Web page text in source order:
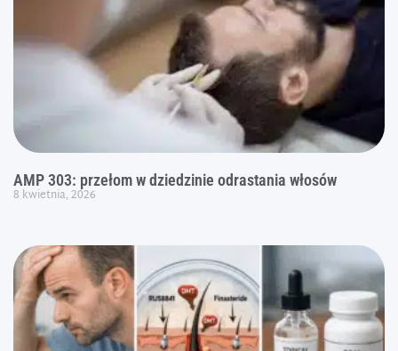
AMP 303: przełom w dziedzinie odrastania włosów
8 kwietnia, 2026